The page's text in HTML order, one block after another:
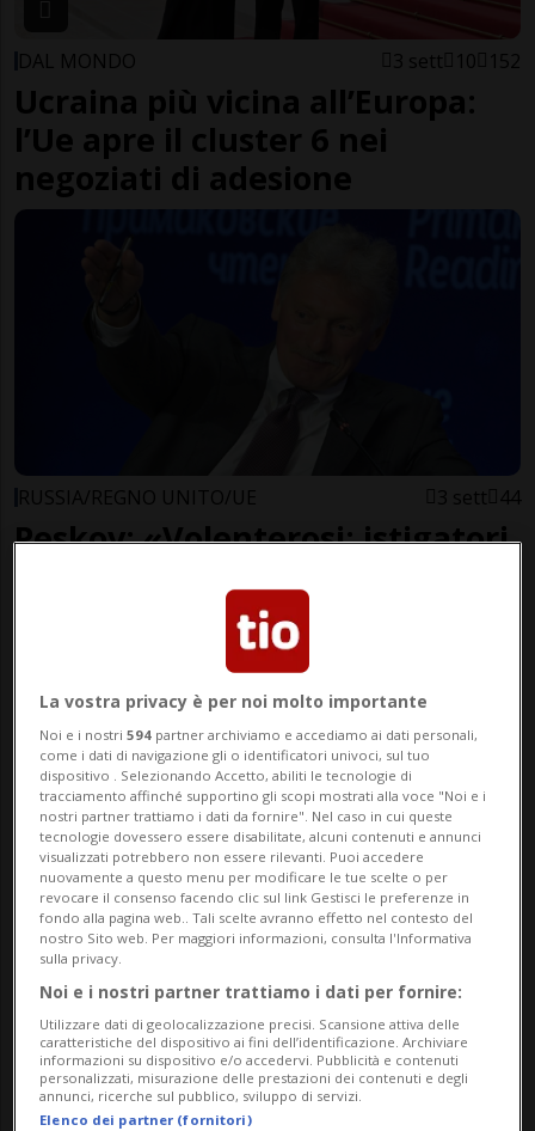
DAL MONDO 3 sett 10 152
Ucraina più vicina all’Europa:
l’Ue apre il cluster 6 nei
negoziati di adesione
RUSSIA/REGNO UNITO/UE 3 sett 44
Peskov: «Volenterosi: istigatori
SVIZZERA/UNIONE EUROPEA
Disoccupazione frontalieri, l'UE
approva la riforma
La vostra privacy è per noi molto importante
Noi e i nostri594 partner archiviamo e accediamo ai dati personali,
come i dati di navigazione gli o identificatori univoci, sul tuo
dispositivo . Selezionando Accetto, abiliti le tecnologie di
tracciamento affinché supportino gli scopi mostrati alla voce "Noi e i
nostri partner trattiamo i dati da fornire". Nel caso in cui queste
tecnologie dovessero essere disabilitate, alcuni contenuti e annunci
visualizzati potrebbero non essere rilevanti. Puoi accedere
nuovamente a questo menu per modificare le tue scelte o per
revocare il consenso facendo clic sul link Gestisci le preferenze in
fondo alla pagina web.. Tali scelte avranno effetto nel contesto del
nostro Sito web. Per maggiori informazioni, consulta l'Informativa
sulla privacy.
Noi e i nostri partner trattiamo i dati per fornire:
Utilizzare dati di geolocalizzazione precisi. Scansione attiva delle
caratteristiche del dispositivo ai fini dell’identificazione. Archiviare
informazioni su dispositivo e/o accedervi. Pubblicità e contenuti
personalizzati, misurazione delle prestazioni dei contenuti e degli
annunci, ricerche sul pubblico, sviluppo di servizi.
Elenco dei partner (fornitori)